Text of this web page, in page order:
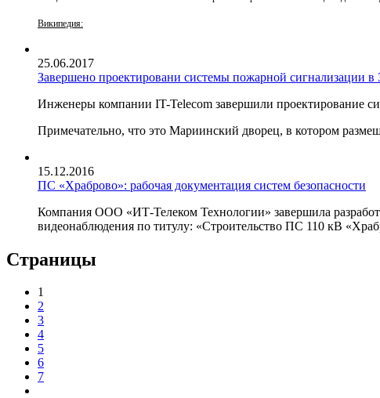
Википедия:
25.06.2017
Завершено проектировани системы пожарной сигнализации
Инженеры компании IT-Telecom завершили проектирование
Примечательно, что это Мариинский дворец, в котором
15.12.2016
ПС «Храброво»: рабочая документация систем безопасности
Компания ООО «ИТ-Телеком Технологии» завершила
видеонаблюдения по титулу: «Строительство ПС 110 кВ
Страницы
1
2
3
4
5
6
7